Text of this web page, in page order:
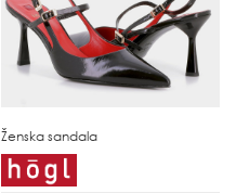
Ženska sandala